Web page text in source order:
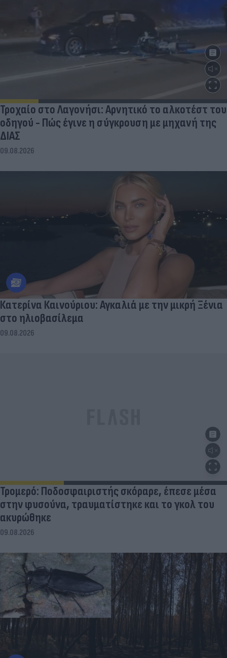
Τροχαίο στο Λαγονήσι: Αρνητικό το αλκοτέστ του
οδηγού - Πώς έγινε η σύγκρουση με μηχανή της
ΔΙΑΣ
09.08.2026
Κατερίνα Καινούριου: Αγκαλιά με την μικρή Ξένια
στο ηλιοβασίλεμα
09.08.2026
Τρομερό: Ποδοσφαιριστής σκόραρε, έπεσε μέσα
στην φυσούνα, τραυματίστηκε και το γκολ του
ακυρώθηκε
09.08.2026